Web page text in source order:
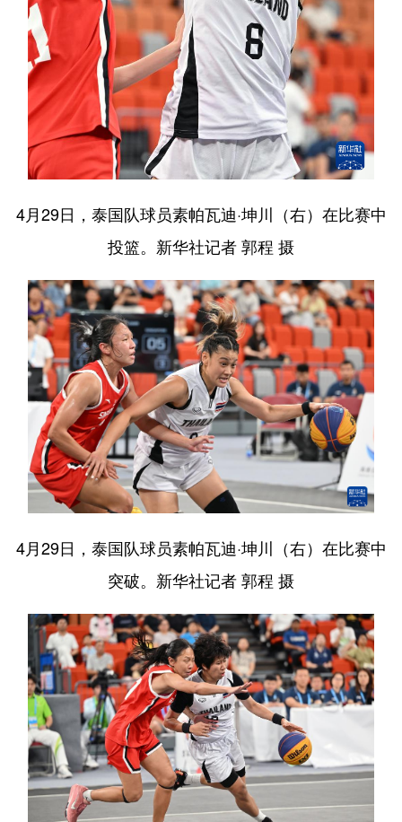
4月29日，泰国队球员素帕瓦迪·坤川（右）在比赛中
投篮。新华社记者 郭程 摄
4月29日，泰国队球员素帕瓦迪·坤川（右）在比赛中
突破。新华社记者 郭程 摄